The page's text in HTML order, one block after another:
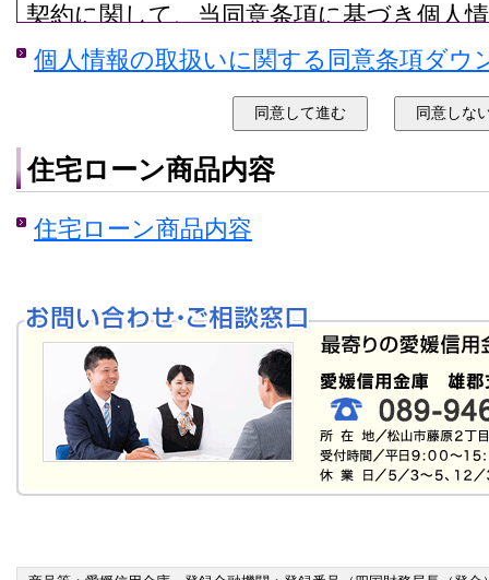
契約に関して、当同意条項に基づき個人
とに同意します。
なお、ローン申込書および契約規定に当
載がある場合においても、当同意条項が
とに同意します。
申込人等は、信用金庫が、個人情報の
要な範囲で、個人情報を取得、保有、
ます。
(1) 法令等に基づくご本人さまの確
ービスをご利用いただく資格等の
(2) 融資のお申込みや継続的なご利
(3) 個人情報を加盟する個人信用情報
個人情報の取扱いに関する同意条項ダウ
住宅ローン商品内容
住宅ローン商品内容